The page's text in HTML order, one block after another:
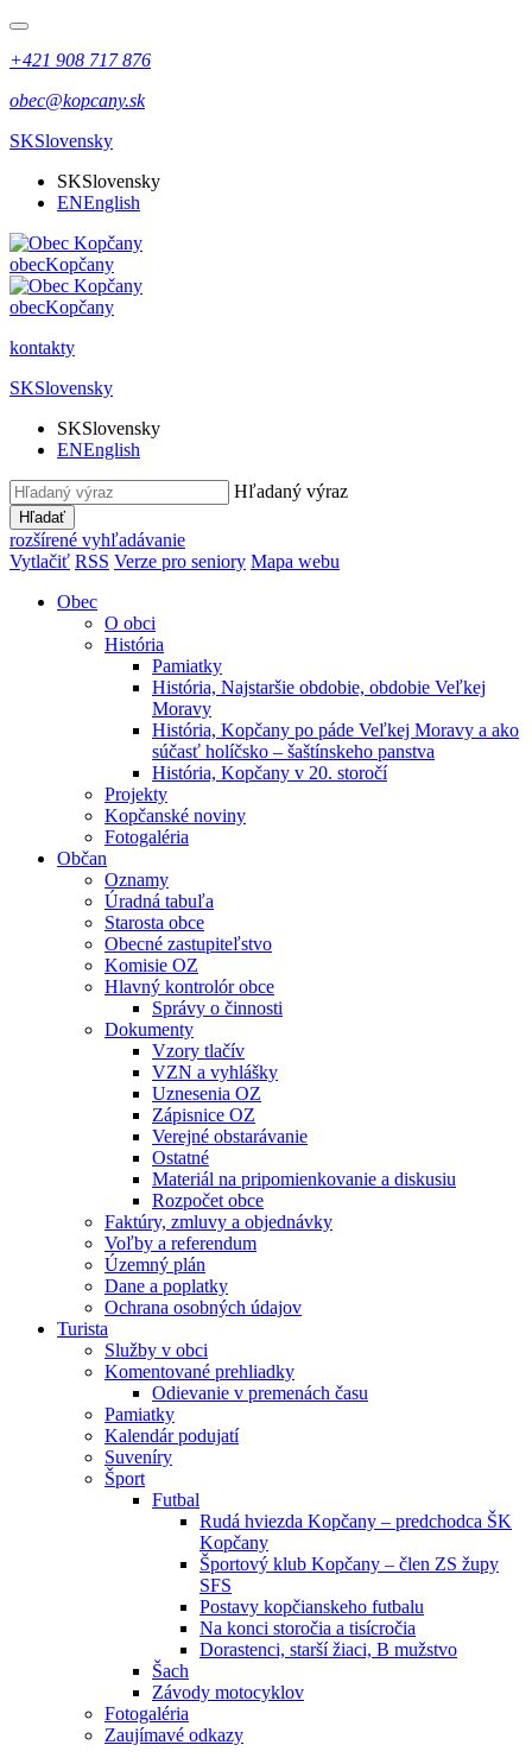
+421 908 717 876
obec@kopcany.sk
SKSlovensky
SKSlovensky
ENEnglish
obecKopčany
obecKopčany
kontakty
SKSlovensky
SKSlovensky
ENEnglish
Hľadaný výraz
Hľadať
rozšírené vyhľadávanie
Vytlačiť RSS Verze pro seniory Mapa webu
Obec
O obci
História
Pamiatky
História, Najstaršie obdobie, obdobie Veľkej
Moravy
História, Kopčany po páde Veľkej Moravy a ako
súčasť holíčsko – šaštínskeho panstva
História, Kopčany v 20. storočí
Projekty
Kopčanské noviny
Fotogaléria
Občan
Oznamy
Úradná tabuľa
Starosta obce
Obecné zastupiteľstvo
Komisie OZ
Hlavný kontrolór obce
Správy o činnosti
Dokumenty
Vzory tlačív
VZN a vyhlášky
Uznesenia OZ
Zápisnice OZ
Verejné obstarávanie
Ostatné
Materiál na pripomienkovanie a diskusiu
Rozpočet obce
Faktúry, zmluvy a objednávky
Voľby a referendum
Územný plán
Dane a poplatky
Ochrana osobných údajov
Turista
Služby v obci
Komentované prehliadky
Odievanie v premenách času
Pamiatky
Kalendár podujatí
Suveníry
Šport
Futbal
Rudá hviezda Kopčany – predchodca ŠK
Kopčany
Športový klub Kopčany – člen ZS župy
SFS
Postavy kopčianskeho futbalu
Na konci storočia a tisícročia
Dorastenci, starší žiaci, B mužstvo
Šach
Závody motocyklov
Fotogaléria
Zaujímavé odkazy